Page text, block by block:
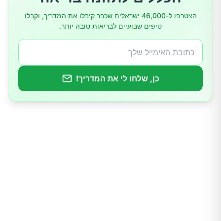
הצטרפו ל-46,000 ישראלים שכבר קיבלו את המדריך, וקבלו
טיפים שבועיים לבריאות טובה יותר.
כן, שלחו לי את המדריך!